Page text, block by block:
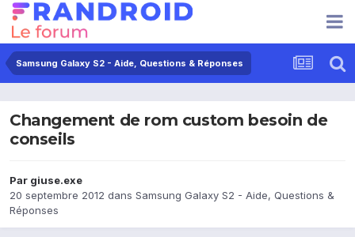
Samsung Galaxy S2 - Aide, Questions & Réponses
Changement de rom custom besoin de
conseils
Par giuse.exe
20 septembre 2012 dans Samsung Galaxy S2 - Aide, Questions &
Réponses